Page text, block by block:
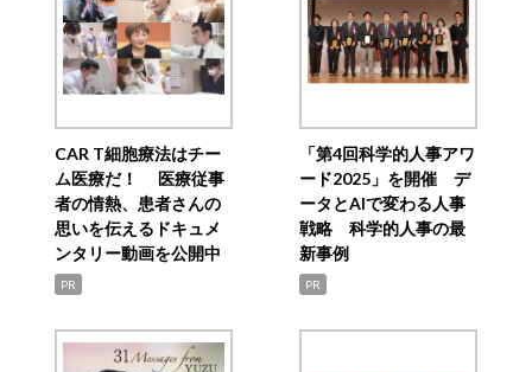
CAR T細胞療法はチー
ム医療だ！ 医療従事
者の情熱、患者さんの
思いを伝えるドキュメ
ンタリー動画を公開中
PR
「第4回科学的人事アワ
ード2025」を開催 デ
ータとAIで変わる人事
戦略 科学的人事の最
新事例
PR